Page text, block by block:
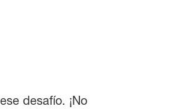
desafío. ¡No